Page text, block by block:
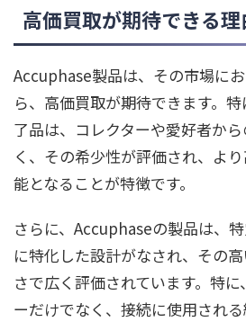
高価買取が期待できる理
Accuphase製品は、その市場に
ら、高価買取が期待できます。
了品は、コレクターや愛好者か
く、その希少性が評価され、よ
能となることが特徴です。
さらに、Accuphaseの製品は、
に特化した設計がなされ、その
さで広く評価されています。特
ーだけでなく、接続に使用され